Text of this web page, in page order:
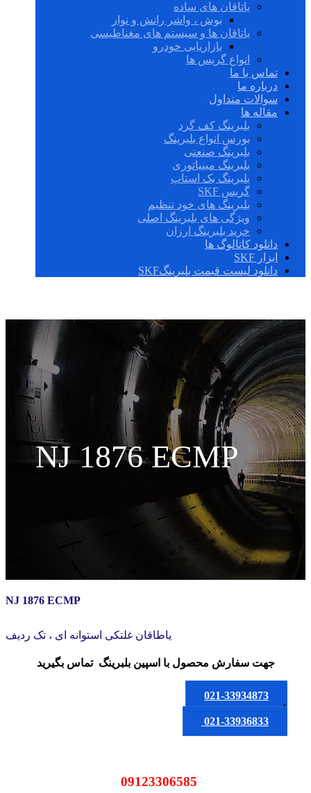
یاتاقان های ساده
بوش ، واشر رانش و نوار
یاتاقان ها و سیستم های مغناطیسی
بازاریابی خودرو
انواع گریس ها
تماس با ما
درباره ما
سوالات متداول
مقاله ها
بلبرینگ کف گرد
بورس انواع بلبرینگ
بلبرینگ صنعتی
بلبرینگ مینیاتوری
بلبرینگ بک استاپ
گریس SKF
بلبرینگ های خود تنظیم
ویژگی های بلبرینگ اصلی
خرید بلبرینگ ارزان
دانلود کاتالوگ ها
ابزار SKF
دانلود لیست قیمت بلبرینگSKF
NJ 1876 ECMP
NJ 1876 ECMP
یاطاقان غلتکی استوانه ای ، تک ردیف
جهت سفارش محصولبا اسپین بلبرینگ تماس بگیرید
021-33934873
یا
021-33936833